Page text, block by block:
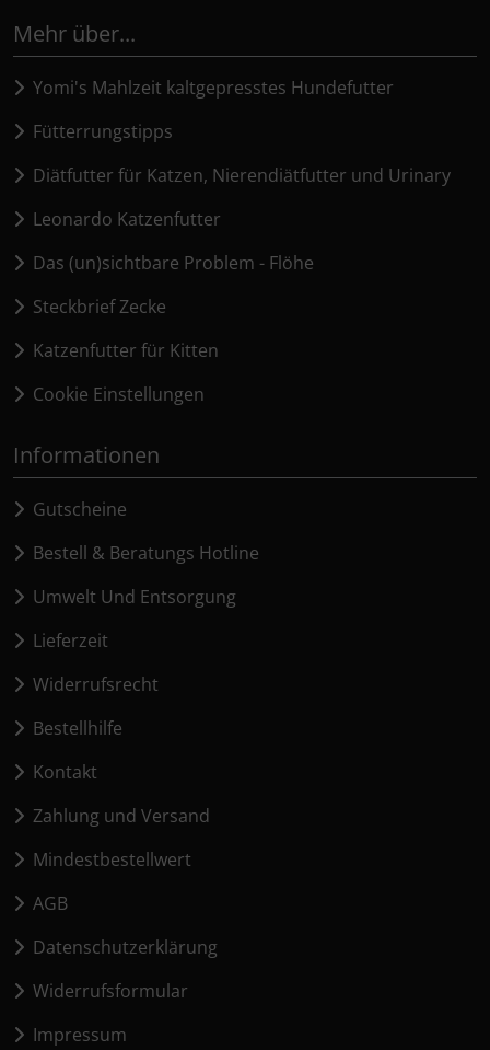
Mehr über...
Yomi's Mahlzeit kaltgepresstes Hundefutter
Fütterrungstipps
Diätfutter für Katzen, Nierendiätfutter und Urinary
Leonardo Katzenfutter
Das (un)sichtbare Problem - Flöhe
Steckbrief Zecke
Katzenfutter für Kitten
Cookie Einstellungen
Informationen
Gutscheine
Bestell & Beratungs Hotline
Umwelt Und Entsorgung
Lieferzeit
Widerrufsrecht
Bestellhilfe
Kontakt
Zahlung und Versand
Mindestbestellwert
AGB
Datenschutzerklärung
Widerrufsformular
Impressum